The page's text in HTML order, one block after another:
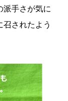
派手さが気に
されたよう